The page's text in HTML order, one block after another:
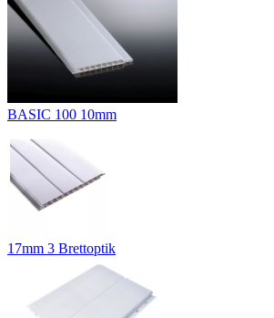
BASIC 100 10mm
17mm 3 Brettoptik